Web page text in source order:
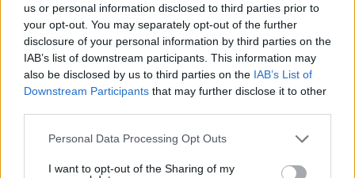
us or personal information disclosed to third parties prior to
your opt-out. You may separately opt-out of the further
disclosure of your personal information by third parties on the
IAB’s list of downstream participants. This information may
also be disclosed by us to third parties on the IAB’s List of
Downstream Participants that may further disclose it to other
Please note that this website/app uses one or more Google
not limited to your visit or usage behaviour. You may click to
Personal Data Processing Opt Outs
I want to opt-out of the Sharing of my
Σταϊκούρας: Η ενοποίηση των σιδηροδρομικών δικτύων
με τη Βουλγαρία θα ενισχύσει την αποτελεσματικότητα
και τη βιωσιμότητα των συστημάτων μεταφορών μας
Αναφέρθηκε διεξοδικά στα οφέλη από την
ολοκλήρωση των δύο ευρωπαϊκών διαδρόμων, που
περνούν από την Ελλάδα και τη Βουλγαρία
20.01.2025, 11:29